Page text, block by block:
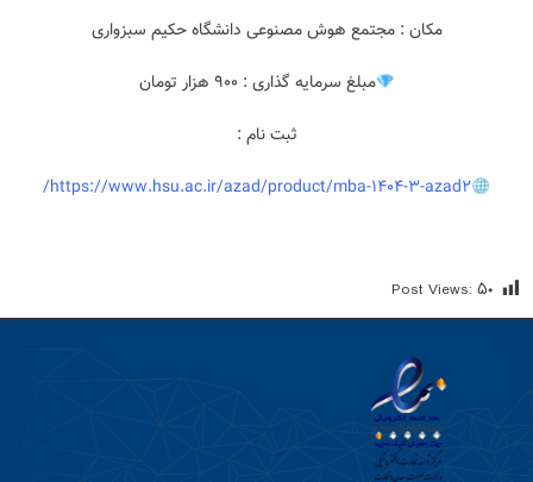
مکان : مجتمع هوش مصنوعی دانشگاه حکیم سبزواری
مبلغ سرمایه گذاری : ۹۰۰ هزار تومان
ثبت نام :
https://www.hsu.ac.ir/azad/product/mba-1404-3-azad2/
Post Views: ۵۰